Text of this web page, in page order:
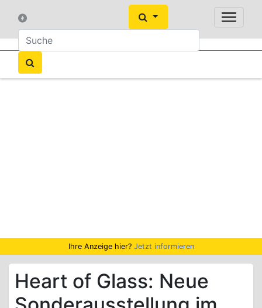
Ihre Anzeige hier? Jetzt informieren
Heart of Glass: Neue